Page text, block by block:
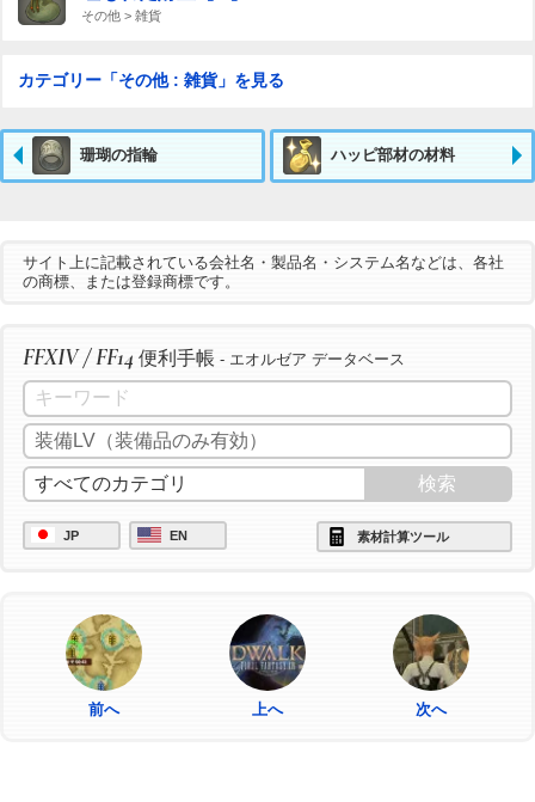
その他 > 雑貨
カテゴリー「その他 : 雑貨」を見る
珊瑚の指輪 ハッピ部材の材料
サイト上に記載されている会社名・製品名・システム名などは、各社
の商標、または登録商標です。
FFXIV / FF14 便利手帳 - エオルゼア データベース
JP EN 素材計算ツール
前へ 上へ 次へ